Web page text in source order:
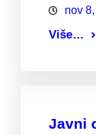
nov
Više…
Javni